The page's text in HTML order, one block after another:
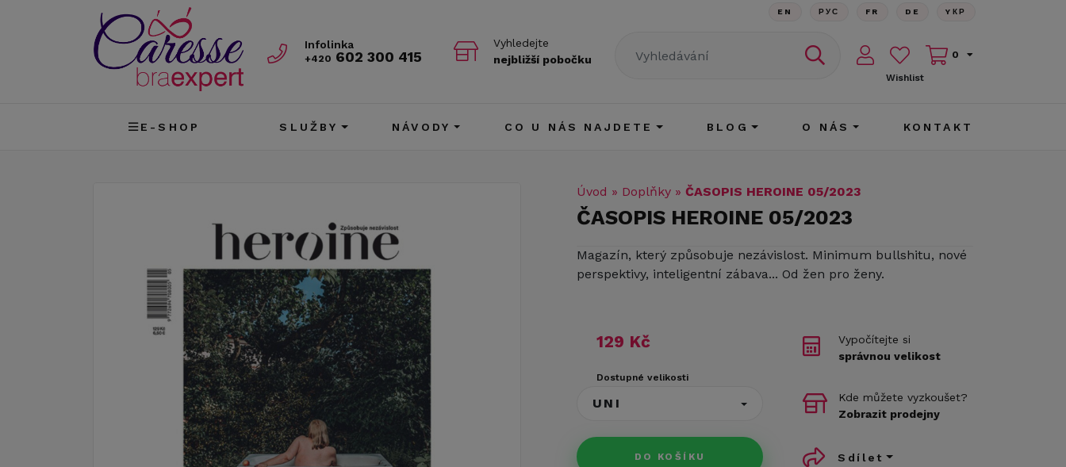
Infolinka
+420 602 300 415
Vyhledejte
nejbližší pobočku
EN РУС FR DE YКР
Wishlist
0
E-SHOP SLUŽBY NÁVODY CO U NÁS NAJDETE BLOG O NÁS KONTAKT
Úvod » Doplňky » ČASOPIS HEROINE 05/2023
ČASOPIS HEROINE 05/2023
Magazín, který způsobuje nezávislost. Minimum bullshitu, nové
perspektivy, inteligentní zábava... Od žen pro ženy.
129 Kč
Dostupné velikosti
UNI
DO KOŠÍKU
Vypočítejte si
správnou velikost
Kde můžete vyzkoušet?
Zobrazit prodejny
Sdílet